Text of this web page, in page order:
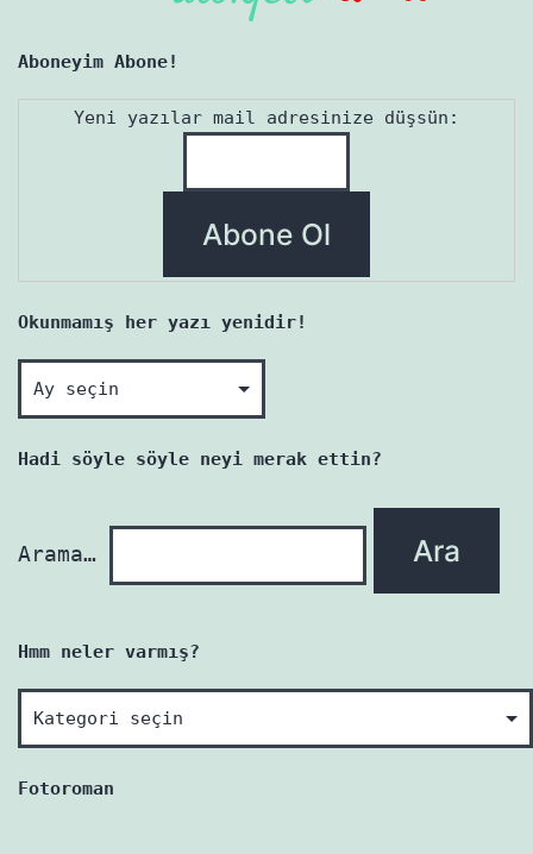
Aboneyim Abone!
Yeni yazılar mail adresinize düşsün:
Okunmamış her yazı yenidir!
Okunmamış
her
yazı
Hadi söyle söyle neyi merak ettin?
Arama…
Hmm neler varmış?
Hmm
neler
varmış?
Fotoroman